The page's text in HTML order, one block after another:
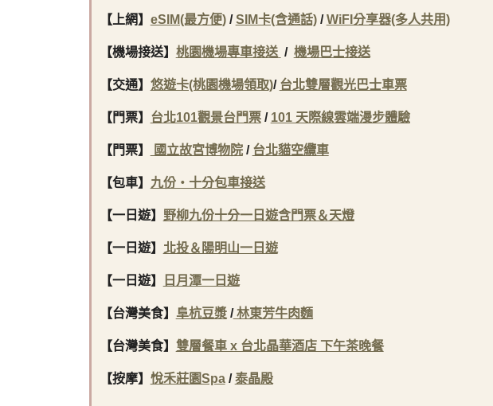
【上網】 eSIM(最方便)/SIM卡(含通話)/WiFI分享器(多人共用)
【機場接送】 桃園機場專車接送 / 機場巴士接送
【交通】 悠遊卡(桃園機場領取)/ 台北雙層觀光巴士車票
【門票】 台北101觀景台門票/ 101 天際線雲端漫步體驗
【門票】 國立故宮博物院/ 台北貓空纜車
【包車】 九份・十分包車接送
【一日遊】 野柳九份十分一日遊含門票＆天燈
【一日遊】 北投＆陽明山一日遊
【一日遊】 日月潭一日遊
【台灣美食】 阜杭豆漿/林東芳牛肉麵
【台灣美食】 雙層餐車 x 台北晶華酒店 下午茶晚餐
【按摩】 悅禾莊園Spa/泰晶殿